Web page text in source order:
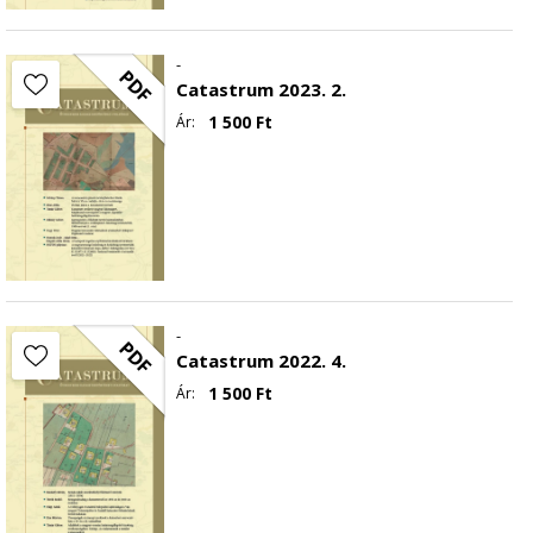
PDF -
Catastrum 2023. 2.
Ár: 1 500Ft
PDF -
Catastrum 2022. 4.
Ár: 1 500Ft